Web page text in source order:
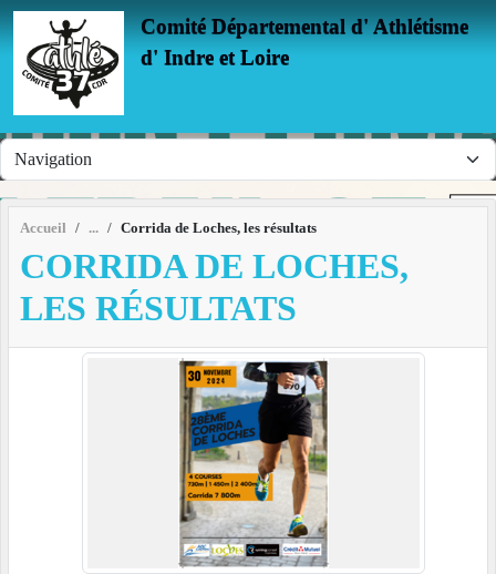
Comité Départemental d' Athlétisme
d' Indre et Loire
Accueil Corrida de Loches, les résultats
CORRIDA DE LOCHES,
LES RÉSULTATS
Panneau de gestion des cookies